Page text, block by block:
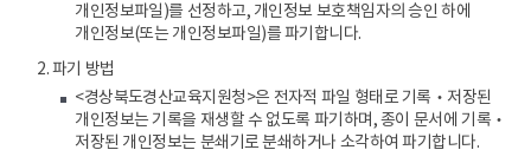
개인정보파일)를 선정하고, 개인정보 보호책임자의 승인 하에
개인정보(또는 개인정보파일)를 파기합니다.
2. 파기 방법
<경상북도경산교육지원청>은 전자적 파일 형태로 기록‧저장된
개인정보는 기록을 재생할 수 없도록 파기하며, 종이 문서에 기록‧
저장된 개인정보는 분쇄기로 분쇄하거나 소각하여 파기합니다.